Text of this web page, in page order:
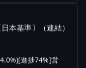
本基準〕（連結）
進捗74%]営